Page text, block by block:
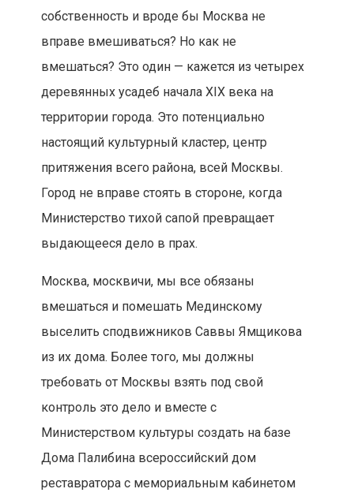
собственность и вроде бы Москва не
вправе вмешиваться? Но как не
вмешаться? Это один — кажется из четырех
деревянных усадеб начала XIX века на
территории города. Это потенциально
настоящий культурный кластер, центр
притяжения всего района, всей Москвы.
Город не вправе стоять в стороне, когда
Министерство тихой сапой превращает
выдающееся дело в прах.
Москва, москвичи, мы все обязаны
вмешаться и помешать Мединскому
выселить сподвижников Саввы Ямщикова
из их дома. Более того, мы должны
требовать от Москвы взять под свой
контроль это дело и вместе с
Министерством культуры создать на базе
Дома Палибина всероссийский дом
реставратора с мемориальным кабинетом